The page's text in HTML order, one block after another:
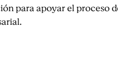
para apoyar el proceso